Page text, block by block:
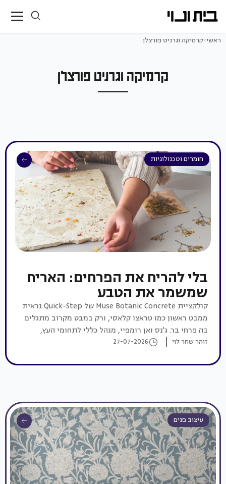
ראשי>קרמיקה וגרניט פורצלן
קרמיקה וגרניט פורצלן
חומרים וטכנולוגיות
בלי להריח את הפרחים: האריח
שמשמר את הטבע
קולקציית Muse Botanic Concrete של Quick-Step נראית
ממבט ראשון כמו טראצו קלאסי, ורק במבט מקרוב מתגלים
בה פרחי בר. ג'נס ואן רומפיי, מנהל כללי לתחומי העץ,
הרצפות
זוהר שחר לוי 27-07-2026
עיצוב פנים